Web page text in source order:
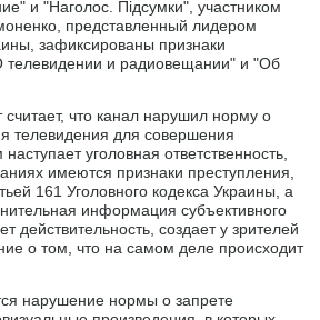
и "Наголос. Підсумки", участником
представленный лидером
зафиксированы признаки
телевидении и радиовещании" и "Об
считает, что канал нарушил норму о
телевидения для совершения
уголовная ответственность,
имеются признаки преступления,
161 Уголовного кодекса Украины, а
информация субъективного
действительность, создает у зрителей
о том, что на самом деле происходит
нарушение нормы о запрете